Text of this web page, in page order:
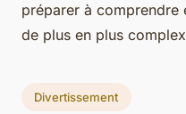
préparer à comprendre
de plus en plus
Divertissement